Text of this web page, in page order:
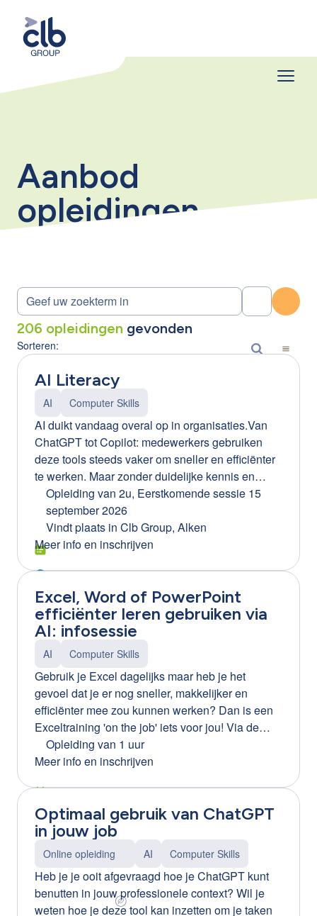
Aanbod
opleidingen
206 opleidingen gevonden
Sorteren:
AI Literacy
AI Computer Skills
AI duikt vandaag overal op in organisaties.Van
ChatGPT tot Copilot: medewerkers gebruiken
deze tools steeds vaker om sneller en efficiënter
te werken. Maar zonder duidelijke kennis en
afspraken kan AI ook risico’s creëren. Denk aan:
gevoelige bedrijfsinformatie die gedeeld wordt
foutieve of misleidende AI-resultaten onbewust
gebruik van AI-tools binnen de organisatie
Waarom AI literacy belangrijk is voor jouw
organisatie Bedrijven die AI bewust inzetten,
halen er echte meerwaarde uit.Maar dat lukt
alleen wanneer medewerkers begrijpen: wat AI
wel en niet kan hoe ze AI veilig gebruiken hoe ze
kritisch omgaan met AI-resultaten hoe ze data en
privacy beschermen Met de juiste basiskennis
wordt AI geen hype of risico, maar een krachtige
ondersteuning in het dagelijkse werk. Praktische
opleiding van 2 uur Tijdens deze interactieve
opleiding leren medewerkers hoe ze AI-tools
veilig, ethisch en efficiënt kunnen gebruiken. We
data en privacy kritisch omgaan met AI-output
praktische toepassingen in de werkcontext Kort,
praktisch en meteen toepasbaar.
Opleiding van 2u, Eerstkomende sessie 15
september 2026
Vindt plaats in Clb Group, Alken
Meer info en inschrijven
Excel, Word of PowerPoint
efficiënter leren gebruiken via
AI: infosessie
AI Computer Skills
Gebruik je Excel dagelijks maar heb je het
gevoel dat je er nog sneller, makkelijker en
efficiënter mee zou kunnen werken? Dan is een
Exceltraining 'on the job' iets voor jou! Via de
plugin Ortiz leer je enkel dat wat jij nodig hebt
voor jouw job, zonder hiervoor een dag opleiding
gepersonaliseerde tips. We zetten in op:
Upskilling en Reskilling Meegroeien
Resultaatgericht en efficiënt Maatwerk “Ortiz is
dé nieuwe manier van leren. Snel, kort, efficiënt
en op maat! Exact wat bedrijven vandaag nodig
hebben. Dit is het leren van de toekomst!” Ine
Opleiding van 1 uur
Meer info en inschrijven
Optimaal gebruik van ChatGPT
in jouw job
Online opleiding AI Computer Skills
Heb je je ooit afgevraagd hoe je ChatGPT kunt
benutten in jouw professionele context? Wil je
weten hoe je deze tool kan inzetten om je taken